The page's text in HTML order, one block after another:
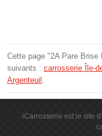
Cette page "2A Pare
suivants : carrosserie Île-
Argenteuil .
iCarrosserie est le site